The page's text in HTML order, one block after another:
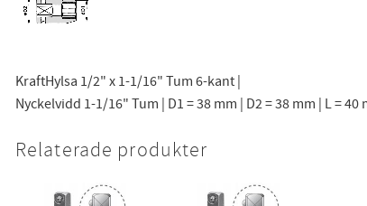
KraftHylsa 1/2" x 1-1/16" Tum 6-kant |
Nyckelvidd 1-1/16" Tum | D1 = 38 mm | D2 = 38 mm | L = 40
Relaterade produkter